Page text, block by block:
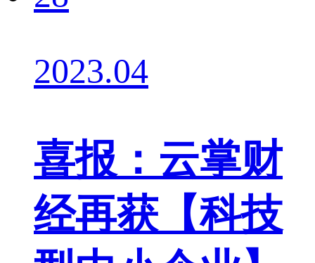
2023.04
喜报：云掌财
经再获【科技